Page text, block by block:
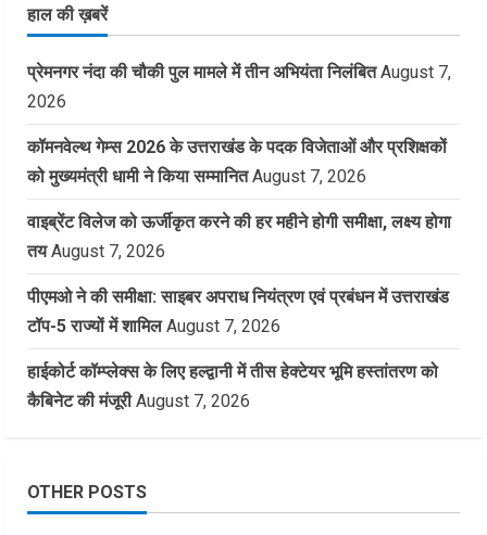
हाल की ख़बरें
प्रेमनगर नंदा की चौकी पुल मामले में तीन अभियंता निलंबित August 7,
2026
कॉमनवेल्थ गेम्स 2026 के उत्तराखंड के पदक विजेताओं और प्रशिक्षकों
को मुख्यमंत्री धामी ने किया सम्मानित August 7, 2026
वाइब्रेंट विलेज को ऊर्जीकृत करने की हर महीने होगी समीक्षा, लक्ष्य होगा
तय August 7, 2026
पीएमओ ने की समीक्षा: साइबर अपराध नियंत्रण एवं प्रबंधन में उत्तराखंड
टॉप-5 राज्यों में शामिल August 7, 2026
हाईकोर्ट कॉम्प्लेक्स के लिए हल्द्वानी में तीस हेक्टेयर भूमि हस्तांतरण को
कैबिनेट की मंजूरी August 7, 2026
OTHER POSTS